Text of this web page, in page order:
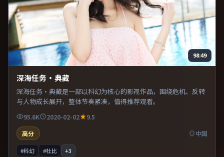
98:49
深海任务·典藏
深海任务·典藏是一部以科幻为核心的影视作品，围绕危机、反转
与人物成长展开，整体节奏紧凑，值得推荐观看。
95.6K 2020-02-02
9.5
高分
中国
#科幻 #杜比 +3